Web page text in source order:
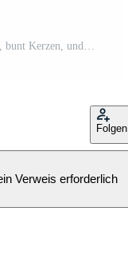
Folgen
Verweis erforderlich